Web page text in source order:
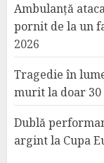
Ambulanță
pornit de la un
2026
Tragedie în
murit la doar 30
Dublă
argint la Cupa